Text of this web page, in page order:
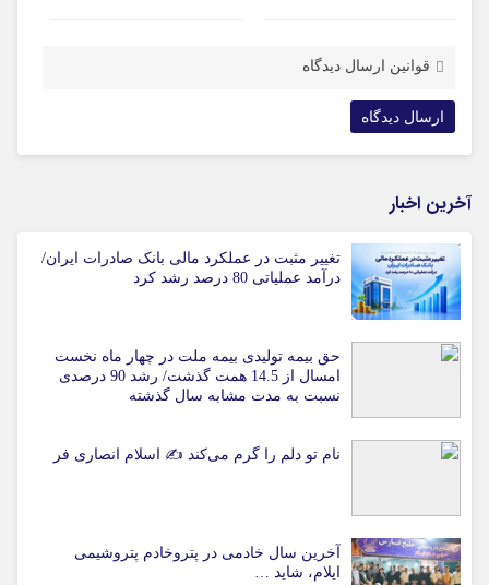
قوانین ارسال دیدگاه
آخرین اخبار
تغییر مثبت در عملکرد مالی بانک صادرات ایران/
درآمد عملیاتی 80 درصد رشد کرد
حق بیمه تولیدی بیمه ملت در چهار ماه نخست
امسال از 14.5 همت گذشت/ رشد 90 درصدی
نسبت به مدت مشابه سال گذشته
نام تو دلم را گرم می‌کند ✍️ اسلام انصاری فر
آخرین سال خادمی در پتروخادم پتروشیمی
ایلام، شاید …